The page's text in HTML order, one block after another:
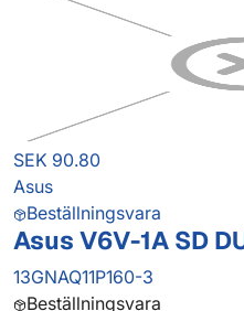
SEK 90.80
Asus
Beställningsvara
Asus V6V-1A SD
13GNAQ11P160-3
Beställningsvara